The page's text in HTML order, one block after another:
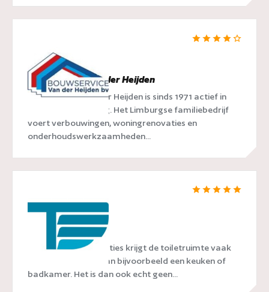
Bouwservice van der Heijden
Bouwservice van der Heijden is sinds 1971 actief in
Geleen en omgeving. Het Limburgse familiebedrijf
voert verbouwingen, woningrenovaties en
onderhoudswerkzaamheden...
Toilet Direct
Tijdens woonrenovaties krijgt de toiletruimte vaak
minder aandacht dan bijvoorbeeld een keuken of
badkamer. Het is dan ook echt geen...